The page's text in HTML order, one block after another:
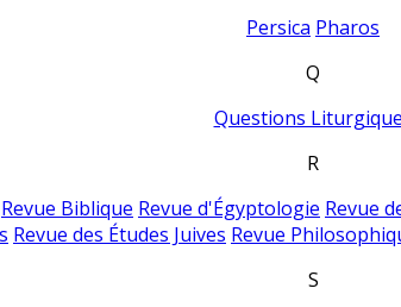
Persica Pharos
Q
Questions
R
Revue Biblique Revue d'Égyptologie Revue
Revue des Études Juives Revue
S